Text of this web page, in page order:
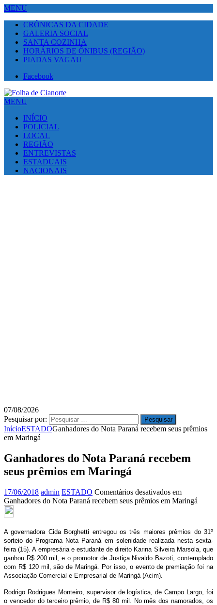
MENU
CRÔNICAS DA CIDADE
GALERIA SOCIAL
SANTA COZINHA
HORÁRIOS DE ÔNIBUS (REGIÃO)
PIADAS VAGAU
Facebook
MENU
INÍCIO
POLICIAL
LOCAL
REGIÃO
ENTREVISTAS
ESTADUAIS
NACIONAIS
07/08/2026
Pesquisar por:
InícioESTADOGanhadores do Nota Paraná recebem seus prêmios
em Maringá
Ganhadores do Nota Paraná recebem
seus prêmios em Maringá
17/06/2018 admin ESTADO Comentários desativados em
Ganhadores do Nota Paraná recebem seus prêmios em Maringá
A governadora Cida Borghetti entregou os três maiores prêmios do 31º
sorteio do Programa Nota Paraná em solenidade realizada nesta sexta-
feira (15). A empresária e estudante de direito Karina Silveira Marsola, que
ganhou R$ 200 mil, e o promotor de Justiça Nivaldo Bazoti, contemplado
com R$ 120 mil, são de Maringá. Por isso, o evento de premiação foi na
Associação Comercial e Empresarial de Maringá (Acim).
Rodrigo Rodrigues Monteiro, supervisor de logística, de Campo Largo, foi
o vencedor do terceiro prêmio, de R$ 80 mil. No mês dos namorados, os